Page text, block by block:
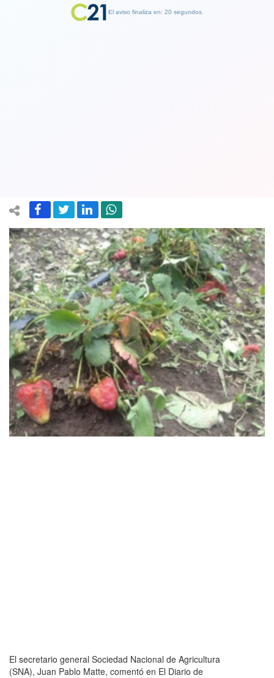
El secretario general Sociedad Nacional de Agricultura
(SNA), Juan Pablo Matte, comentó en El Diario de
El aviso finaliza en: 19 segundos.